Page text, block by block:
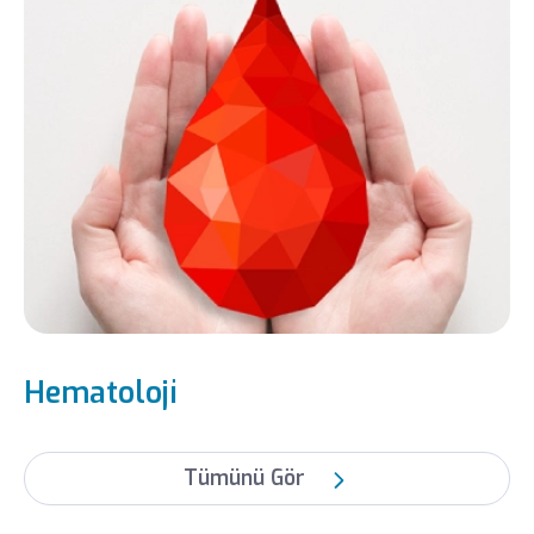
seçeneklerini ve yan etkilerini anlaması,
psikolojik ve sosyal destek alması, sağlıklı
bir beslenme ve yaşam tarzı sürdürmesi
ilik naklinin iyileştirici olmasında etkilidir.
İlik nakli ile ilgili yanıtları merak uyandıran sorulardan
bazıları şunları içerir:
Hematoloji
Tümünü Gör